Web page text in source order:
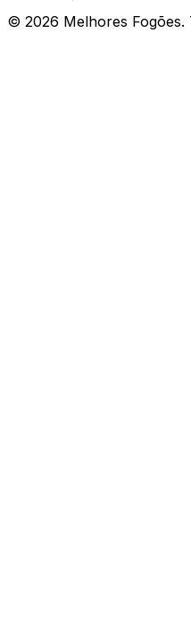
© 2026 Melhores Fogões.